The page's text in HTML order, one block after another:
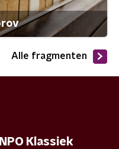
Alle fragmenten
NPO Klassiek